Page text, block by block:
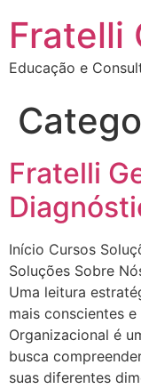
Fratelli
Educação e
Fratelli
Início Cursos
Soluções Sobre
Uma leitura
mais conscientes
Organizacional é
busca
suas diferentes